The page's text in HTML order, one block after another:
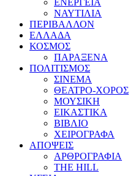
ΕΝΕΡΓΕΙΑ
ΝΑΥΤΙΛΙΑ
ΠΕΡΙΒΑΛΛΟΝ
ΕΛΛΑΔΑ
ΚΟΣΜΟΣ
ΠΑΡΑΞΕΝΑ
ΠΟΛΙΤΙΣΜΟΣ
ΣΙΝΕΜΑ
ΘΕΑΤΡΟ-ΧΟΡΟΣ
ΜΟΥΣΙΚΗ
ΕΙΚΑΣΤΙΚΑ
ΒΙΒΛΙΟ
ΧΕΙΡΟΓΡΑΦΑ
ΑΠΟΨΕΙΣ
ΑΡΘΡΟΓΡΑΦΙΑ
THE HILL